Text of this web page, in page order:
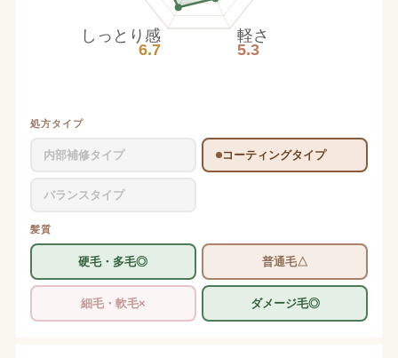
軽さ
5.3
しっとり感
6.7
処方タイプ
内部補修タイプ コーティングタイプ
バランスタイプ
髪質
硬毛・多毛◎ 普通毛△
細毛・軟毛× ダメージ毛◎